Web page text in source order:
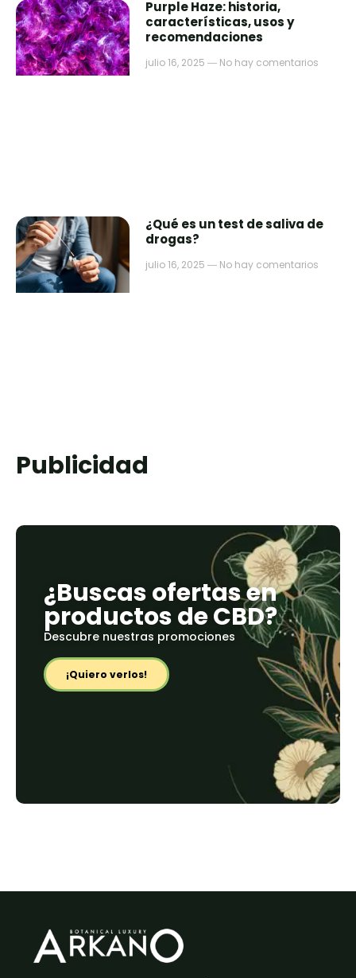
Purple Haze: historia,
características, usos y
recomendaciones
julio 16, 2025 No hay comentarios
¿Qué es un test de saliva de
drogas?
julio 16, 2025 No hay comentarios
Publicidad
¿Buscas ofertas en
productos de CBD?
Descubre nuestras promociones
¡Quiero verlos!